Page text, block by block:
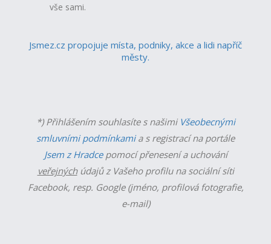
vše sami.
Jsmez.cz propojuje místa, podniky, akce a lidi napříč
městy.
*) Přihlášením souhlasíte s našimi Všeobecnými
smluvními podmínkamia s registrací na portále
Jsem z Hradcepomocí přenesení a uchování
veřejnýchúdajů z Vašeho profilu na sociální síti
Facebook, resp. Google (jméno, profilová fotografie,
e-mail)